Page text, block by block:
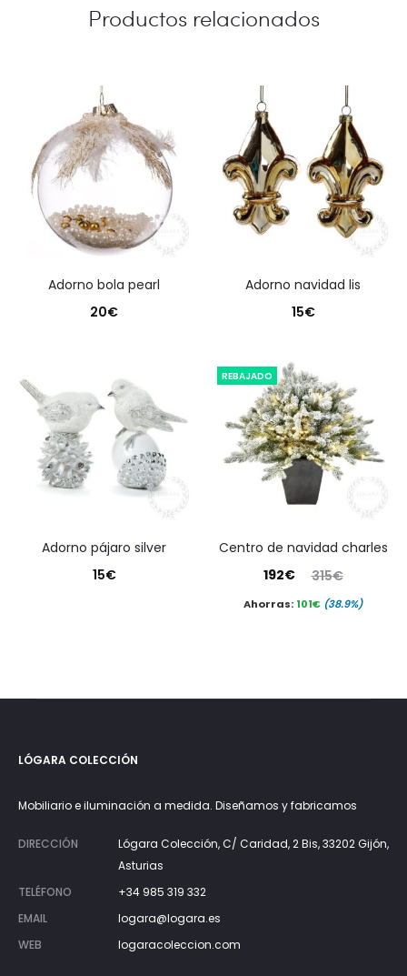
Productos relacionados
adorno bola pearl
20€
adorno navidad lis
15€
adorno pájaro silver
15€
REBAJADO
centro de navidad charles
315€
El
precio
192€
El
precio
Ahorras:101€ (38.9%)
LÓGARA COLECCIÓN
Mobiliario e iluminación a medida. Diseñamos y fabricamos
DIRECCIÓN
Lógara Colección, C/ Caridad, 2 Bis, 33202 Gijón,
Asturias
TELÉFONO
+34 985 319 332
EMAIL
logara@logara.es
WEB
logaracoleccion.com